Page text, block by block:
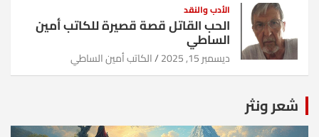
الأدب والنقد
الحب القاتل قصة قصيرة للكاتب أمين
الساطي
ديسمبر 15, 2025 الكاتب أمين الساطي
شعر ونثر